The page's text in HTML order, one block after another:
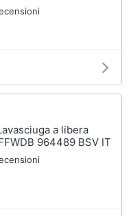
a libera
964489 BSV IT